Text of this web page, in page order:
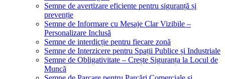
Semne de avertizare eficiente pentru siguranță și
prevenție
Semne de Informare cu Mesaje Clar Vizibile –
Personalizare Inclusă
Semne de interdicție pentru fiecare zonă
Semne de Interzicere pentru Spații Publice și Industriale
Semne de Obligativitate – Crește Siguranța la Locul de
Muncă